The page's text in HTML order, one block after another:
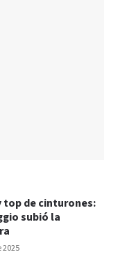
2025
top de cinturones:
subió la